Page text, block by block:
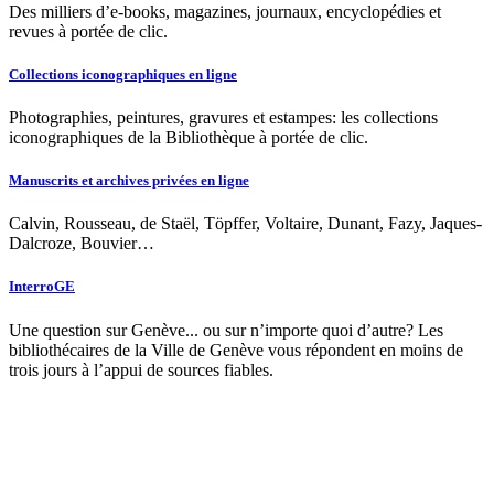
Des milliers d’e-books, magazines, journaux, encyclopédies et
revues à portée de clic.
Collections iconographiques en ligne
Photographies, peintures, gravures et estampes: les collections
iconographiques de la Bibliothèque à portée de clic.
Manuscrits et archives privées en ligne
Calvin, Rousseau, de Staël, Töpffer, Voltaire, Dunant, Fazy, Jaques-
Dalcroze, Bouvier…
InterroGE
Une question sur Genève... ou sur n’importe quoi d’autre? Les
bibliothécaires de la Ville de Genève vous répondent en moins de
trois jours à l’appui de sources fiables.